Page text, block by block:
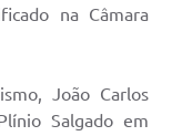
na Câmara
João Carlos
Salgado em